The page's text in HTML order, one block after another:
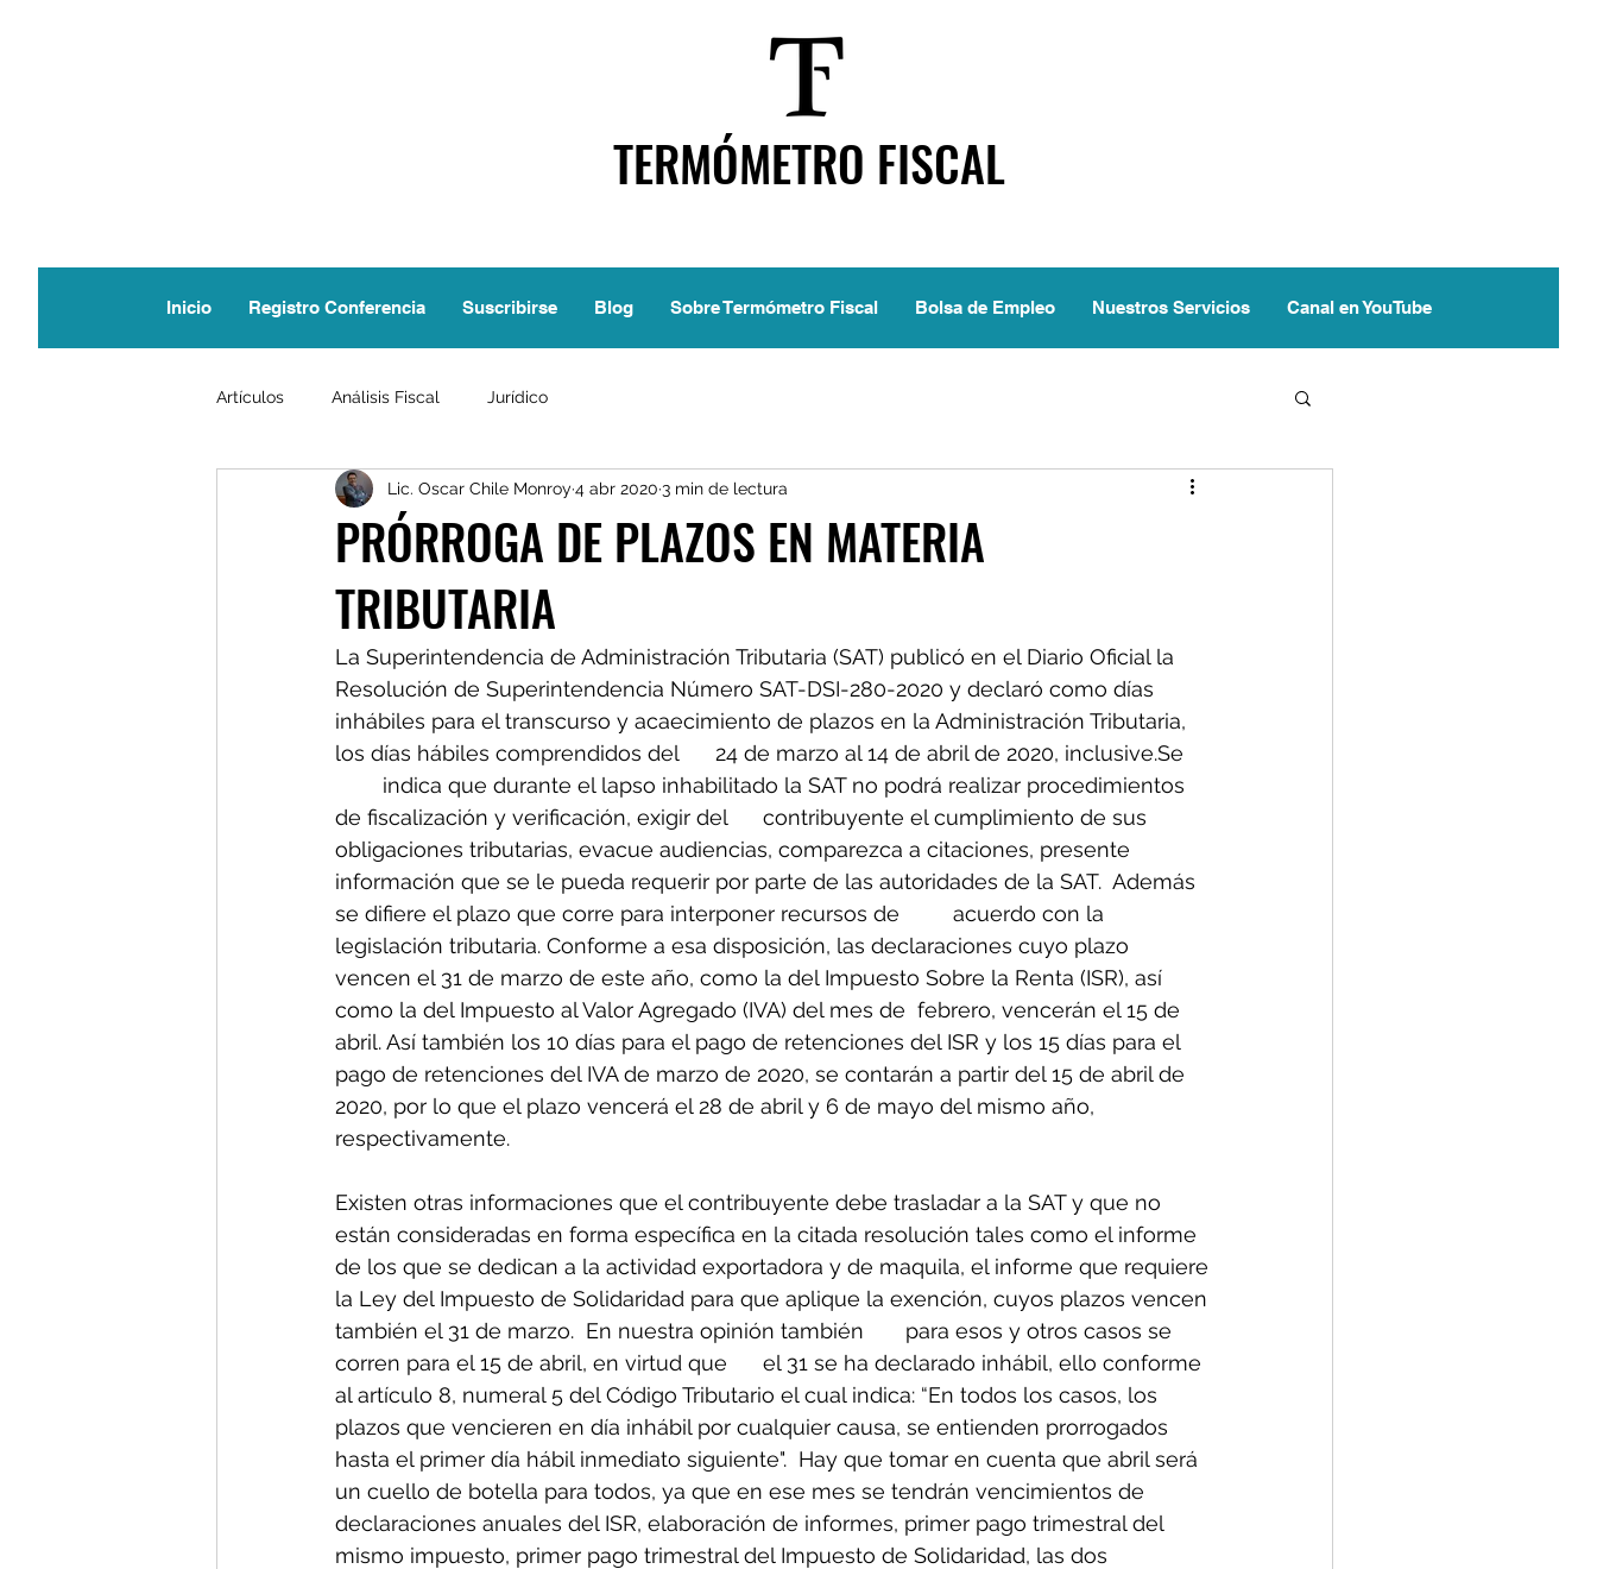
TERMÓMETRO FISCAL
Inicio Registro Conferencia Suscribirse Blog Sobre Termómetro Fiscal Bolsa de Empleo Nuestros Servicios Canal en YouTube
Artículos Análisis Fiscal Jurídico
PRÓRROGA DE PLAZOS EN MATERIA
TRIBUTARIA
Lic. Oscar Chile Monroy 4 abr 2020 3 min de lectura
La Superintendencia de Administración Tributaria (SAT) publicó en el Diario Oficial la
Resolución de Superintendencia Número SAT-DSI-280-2020 y declaró como días
inhábiles para el transcurso y acaecimiento de plazos en la Administración Tributaria,
los días hábiles comprendidos del 	24 de marzo al 14 de abril de 2020, inclusive.Se
de fiscalización y verificación, exigir del 	contribuyente el cumplimiento de sus
obligaciones tributarias, evacue audiencias, comparezca a citaciones, presente
información que se le pueda requerir por parte de las autoridades de la SAT.  Además
se difiere el plazo que corre para interponer recursos de 	acuerdo con la
legislación tributaria. Conforme a esa disposición, las declaraciones cuyo plazo
vencen el 31 de marzo de este año, como la del Impuesto Sobre la Renta (ISR), así
como la del Impuesto al Valor Agregado (IVA) del mes de  febrero, vencerán el 15 de
abril. Así también los 10 días para el pago de retenciones del ISR y los 15 días para el
pago de retenciones del IVA de marzo de 2020, se contarán a partir del 15 de abril de
2020, por lo que el plazo vencerá el 28 de abril y 6 de mayo del mismo año,
respectivamente.
Existen otras informaciones que el contribuyente debe trasladar a la SAT y que no
están consideradas en forma específica en la citada resolución tales como el informe
de los que se dedican a la actividad exportadora y de maquila, el informe que requiere
la Ley del Impuesto de Solidaridad para que aplique la exención, cuyos plazos vencen
también el 31 de marzo.  En nuestra opinión también 	para esos y otros casos se
corren para el 15 de abril, en virtud que 	el 31 se ha declarado inhábil, ello conforme
al artículo 8, numeral 5 del Código Tributario el cual indica: “En todos los casos, los
plazos que vencieren en día inhábil por cualquier causa, se entienden prorrogados
hasta el primer día hábil inmediato siguiente".  Hay que tomar en cuenta que abril será
un cuello de botella para todos, ya que en ese mes se tendrán vencimientos de
declaraciones anuales del ISR, elaboración de informes, primer pago trimestral del
mismo impuesto, primer pago trimestral del Impuesto de Solidaridad, las dos